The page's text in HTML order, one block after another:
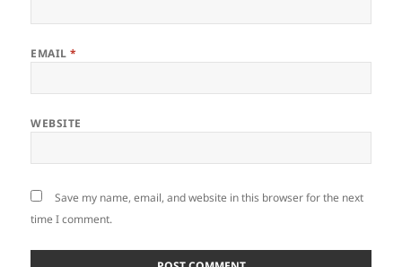
EMAIL*
WEBSITE
Save my name, email, and website in this browser for the next
time I comment.